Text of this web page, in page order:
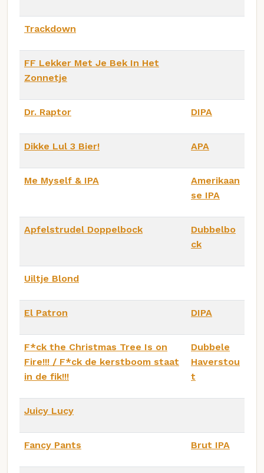
Trackdown
FF Lekker Met Je Bek In Het
Zonnetje
Dr. Raptor DIPA
Dikke Lul 3 Bier! APA
Me Myself & IPA
Amerikaan
se IPA
Apfelstrudel Doppelbock
Dubbelbo
ck
Uiltje Blond
El Patron DIPA
F*ck the Christmas Tree Is on
Fire!!! / F*ck de kerstboom staat
in de fik!!!
Dubbele
Haverstou
t
Juicy Lucy
Fancy Pants Brut IPA